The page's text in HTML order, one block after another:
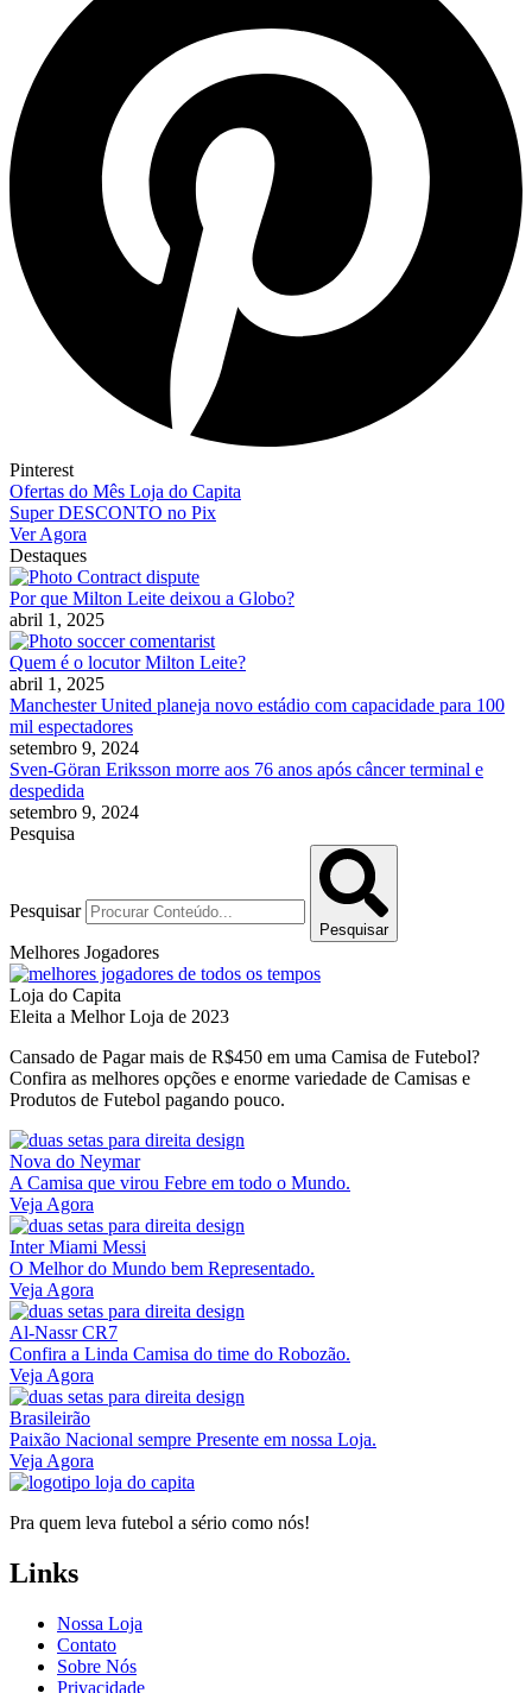
Pinterest
Ofertas do Mês Loja do Capita
Super DESCONTO no Pix
Ver Agora
Destaques
Por que Milton Leite deixou a Globo?
abril 1, 2025
Quem é o locutor Milton Leite?
abril 1, 2025
Manchester United planeja novo estádio com capacidade para 100
mil espectadores
setembro 9, 2024
Sven-Göran Eriksson morre aos 76 anos após câncer terminal e
despedida
setembro 9, 2024
Pesquisa
Pesquisar
Pesquisar
Melhores Jogadores
Loja do Capita
Eleita a Melhor Loja de 2023
Cansado de Pagar mais de R$450 em uma Camisa de Futebol?
Confira as melhores opções e enorme variedade de Camisas e
Produtos de Futebol pagando pouco.
Nova do Neymar
A Camisa que virou Febre em todo o Mundo.
Veja Agora
Inter Miami Messi
O Melhor do Mundo bem Representado.
Veja Agora
Al-Nassr CR7
Confira a Linda Camisa do time do Robozão.
Veja Agora
Brasileirão
Paixão Nacional sempre Presente em nossa Loja.
Veja Agora
Pra quem leva futebol a sério como nós!
Links
Nossa Loja
Contato
Sobre Nós
Privacidade